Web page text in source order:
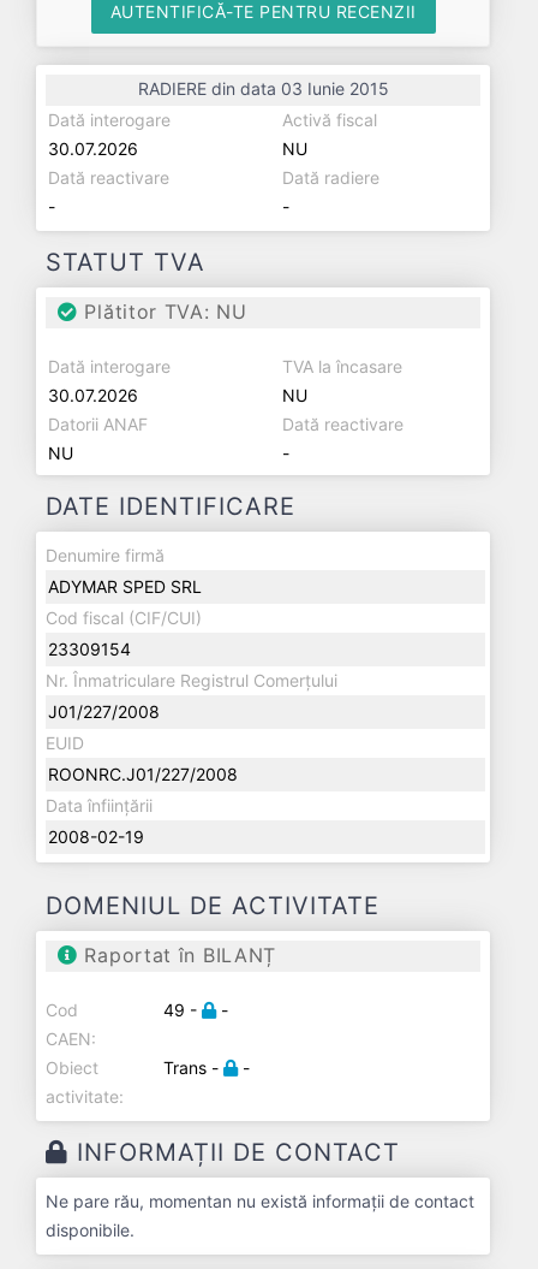
AUTENTIFICĂ-TE PENTRU RECENZII
RADIERE din data 03 Iunie 2015
Dată interogare
30.07.2026
Activă fiscal
NU
Dată reactivare
-
Dată radiere
-
STATUT TVA
Plătitor TVA: NU
Dată interogare
30.07.2026
TVA la încasare
NU
Datorii ANAF
NU
Dată reactivare
-
DATE IDENTIFICARE
Denumire firmă
ADYMAR SPED SRL
Cod fiscal (CIF/CUI)
23309154
Nr. Înmatriculare Registrul Comerțului
J01/227/2008
EUID
ROONRC.J01/227/2008
Data înființării
2008-02-19
DOMENIUL DE ACTIVITATE
Raportat în BILANȚ
Cod
CAEN:
49 - -
Obiect
activitate:
Trans - -
INFORMAȚII DE CONTACT
Ne pare rău, momentan nu există informații de contact
disponibile.